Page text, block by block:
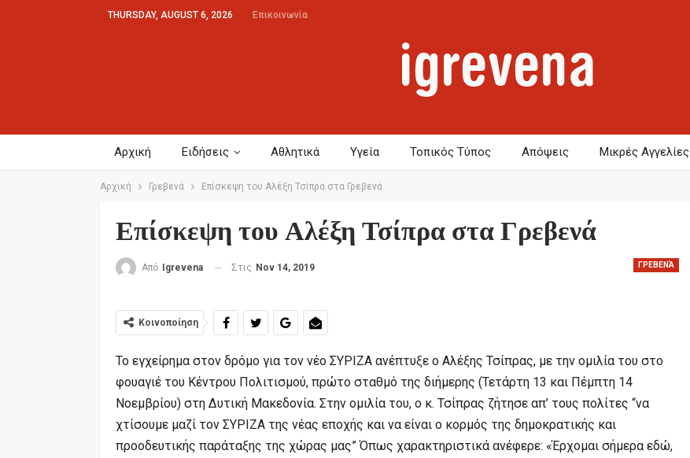
THURSDAY, AUGUST 6, 2026 Επικοινωνία
Αρχική Ειδήσεις Αθλητικά Υγεία Τοπικός Τύπος Απόψεις Μικρές Αγγελίες
Αρχική Γρεβενά Επίσκεψη του Αλέξη Τσίπρα στα Γρεβενά
Επίσκεψη του Αλέξη Τσίπρα στα Γρεβενά
ΓΡΕΒΕΝΆ
Από Igrevena Στις Nov 14, 2019
Κοινοποίηση
Το εγχείρημα στον δρόμο για τον νέο ΣΥΡΙΖΑ ανέπτυξε ο Αλέξης Τσίπρας, με την ομιλία του στο
φουαγιέ του Κέντρου Πολιτισμού, πρώτο σταθμό της διήμερης (Τετάρτη 13 και Πέμπτη 14
Νοεμβρίου) στη Δυτική Μακεδονία. Στην ομιλία του, ο κ. Τσίπρας ζήτησε απ’ τους πολίτες “να
χτίσουμε μαζί τον ΣΥΡΙΖΑ της νέας εποχής και να είναι ο κορμός της δημοκρατικής και
προοδευτικής παράταξης της χώρας μας” Όπως χαρακτηριστικά ανέφερε: «Έρχομαι σήμερα εδώ,